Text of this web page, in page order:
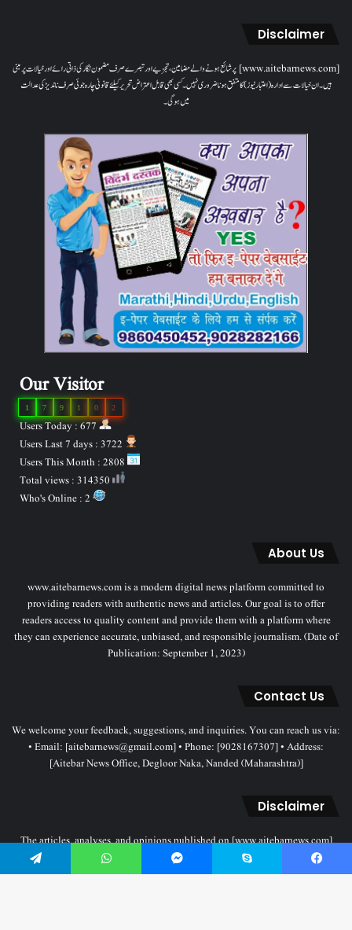
Disclaimer
[www.aitebarnews.com] پر شائع ہونے والے مضامین، تجزیے اور تبصرے صرف مضمون نگار کی ذاتی رائے اور خیالات پر مبنی
ہیں۔ ان خیالات سے ادارہ (اعتبار نیوز) کا متفق ہونا ضروری نہیں۔ کسی بھی قابل اعتراض تحریر کیلئے قانونی چارہ جوئی صرف ناندیڑ کی عدالت
میں ہوگی۔
Our Visitor
2
0
1
9
7
1
Users Today : 677
About Us
www.aitebarnews.com is a modern digital news platform committed to
providing readers with authentic news and articles. Our goal is to offer
readers access to quality content and provide them with a platform where
they can experience accurate, unbiased, and responsible journalism. (Date of
Publication: September 1, 2023)
Contact Us
We welcome your feedback, suggestions, and inquiries. You can reach us via:
• Email: [aitebarnews@gmail.com] • Phone: [9028167307] • Address:
[Aitebar News Office, Degloor Naka, Nanded (Maharashtra)]
Disclaimer
The articles, analyses, and opinions published on [www.aitebarnews.com]
solely represent the personal views and opinions of the authors. These views
do not necessarily reflect the stance of the Aitebar News management. Any
Facebook
Skype
Messenger
WhatsApp
Telegram